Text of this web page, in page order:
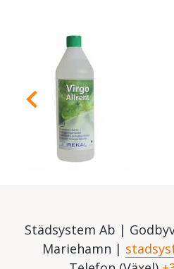
Städsystem Ab |
Mariehamn |